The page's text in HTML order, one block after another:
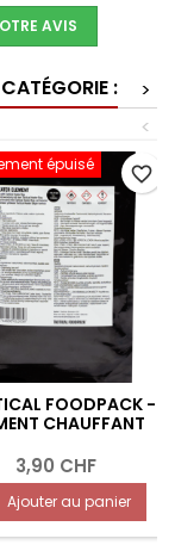
AVIS
:
>
<
épuisé
FOODPACK -
CHAUFFANT
3,90 CHF
Ajouter au panier
favorite_border